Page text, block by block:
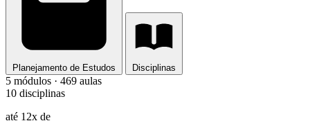
Planejamento de Estudos Disciplinas
5 módulos · 469 aulas
10 disciplinas
até 12x de